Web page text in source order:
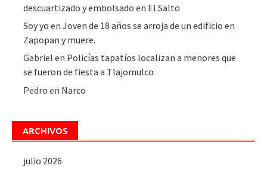
descuartizado y embolsado en El Salto
Soy yo enJoven de 18 años se arroja de un edificio en
Zapopan y muere.
Gabriel en Policías tapatíos localizan a menores que
se fueron de fiesta a Tlajomulco
Pedro en Narco
ARCHIVOS
julio 2026